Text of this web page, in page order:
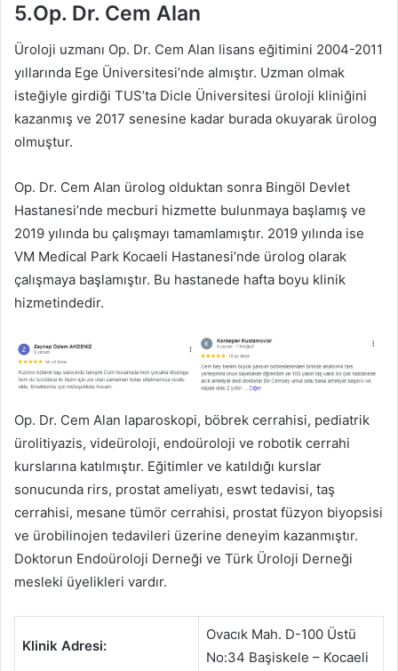
5.Op. Dr. Cem Alan
Üroloji uzmanı Op. Dr. Cem Alan lisans eğitimini 2004-2011
yıllarında Ege Üniversitesi’nde almıştır. Uzman olmak
isteğiyle girdiği TUS’ta Dicle Üniversitesi üroloji kliniğini
kazanmış ve 2017 senesine kadar burada okuyarak ürolog
olmuştur.
Op. Dr. Cem Alan ürolog olduktan sonra Bingöl Devlet
Hastanesi’nde mecburi hizmette bulunmaya başlamış ve
2019 yılında bu çalışmayı tamamlamıştır. 2019 yılında ise
VM Medical Park Kocaeli Hastanesi’nde ürolog olarak
çalışmaya başlamıştır. Bu hastanede hafta boyu klinik
hizmetindedir.
Op. Dr. Cem Alan laparoskopi, böbrek cerrahisi, pediatrik
ürolitiyazis, videüroloji, endoüroloji ve robotik cerrahi
kurslarına katılmıştır. Eğitimler ve katıldığı kurslar
sonucunda rirs, prostat ameliyatı, eswt tedavisi, taş
cerrahisi, mesane tümör cerrahisi, prostat füzyon biyopsisi
ve ürobilinojen tedavileri üzerine deneyim kazanmıştır.
Doktorun Endoüroloji Derneği ve Türk Üroloji Derneği
mesleki üyelikleri vardır.
Klinik Adresi:
Ovacık Mah. D-100 Üstü
No:34 Başiskele – Kocaeli